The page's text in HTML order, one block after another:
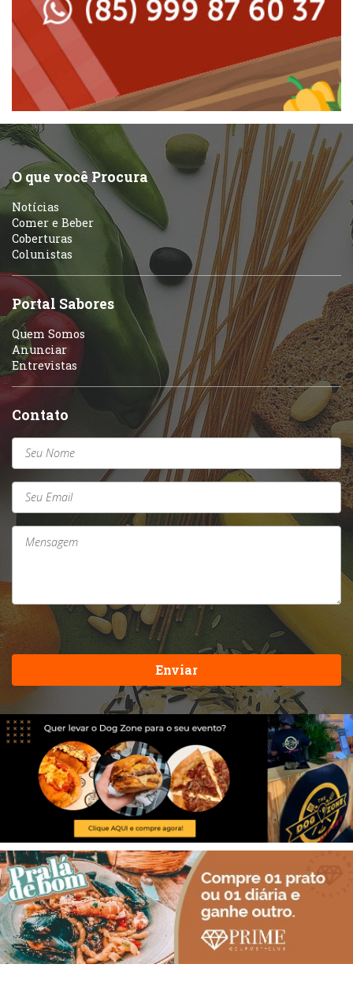
Massas
Peixes e Frutos do Mar
Pizzarias
Portuguesa
Self-service
Sobremesas e sorvetes
Peixes e Frutos do Mar
Pizzarias
Sobremesas e sorvetes
Variados
O que você Procura
Notícias
Comer e Beber
Coberturas
Colunistas
Portal Sabores
Quem Somos
Anunciar
Entrevistas
Contato
Enviar